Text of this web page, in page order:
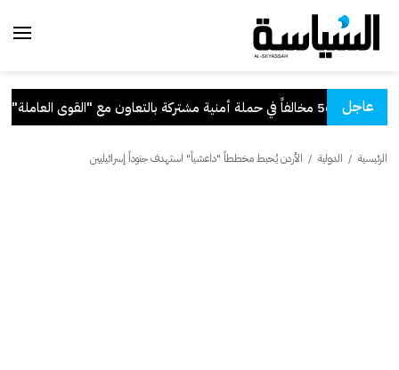
عاجل
أمنية مشتركة بالتعاون مع "القوى العاملة"
الرئيسية / الدولية / الأردن يُحبط مخططاً "داعشياً" استهدف جنوداً إسرائيليين